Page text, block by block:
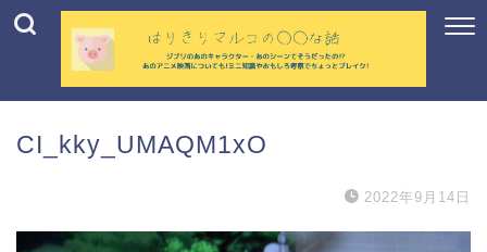
CI_kky_UMAQM1xO
2022年9月14日